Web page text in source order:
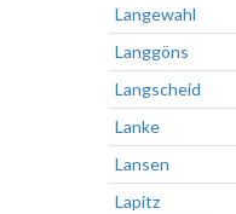
Langewahl
Langgöns
Langscheid
Lanke
Lansen
Lapitz